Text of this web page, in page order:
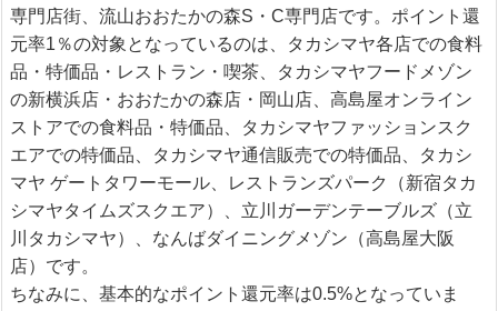
専門店街、流山おおたかの森S・C専門店です。ポイント還
元率1％の対象となっているのは、タカシマヤ各店での食料
品・特価品・レストラン・喫茶、タカシマヤフードメゾン
の新横浜店・おおたかの森店・岡山店、高島屋オンライン
ストアでの食料品・特価品、タカシマヤファッションスク
エアでの特価品、タカシマヤ通信販売での特価品、タカシ
マヤ ゲートタワーモール、レストランズパーク（新宿タカ
シマヤタイムズスクエア）、立川ガーデンテーブルズ（立
川タカシマヤ）、なんばダイニングメゾン（高島屋大阪
店）です。
ちなみに、基本的なポイント還元率は0.5%となっていま